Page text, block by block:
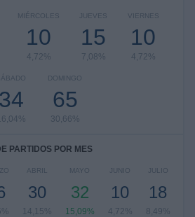
MIÉRCOLES
10
4,72%
JUEVES
15
7,08%
VIERNES
10
4,72%
34
DOMINGO
65
30,66%
PARTIDOS POR MES
ABRIL
30
14,15%
MAYO
32
15,09%
JUNIO
10
4,72%
JULIO
18
8,49%